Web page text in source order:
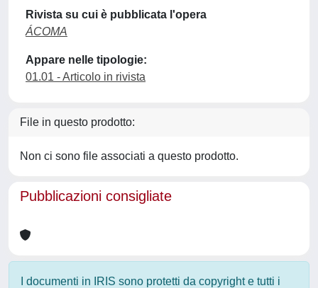
Rivista su cui è pubblicata l'opera
ÁCOMA
Appare nelle tipologie:
01.01 - Articolo in rivista
File in questo prodotto:
Non ci sono file associati a questo prodotto.
Pubblicazioni consigliate
I documenti in IRIS sono protetti da copyright e tutti i